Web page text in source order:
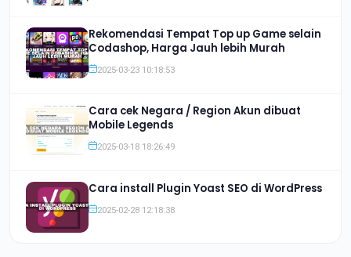
Rekomendasi Tempat Top up Game selain
Codashop, Harga Jauh lebih Murah
2025-03-23 10:18:53
Cara cek Negara / Region Akun dibuat
Mobile Legends
2025-03-18 18:26:49
Cara install Plugin Yoast SEO di WordPress
2025-02-28 12:18:38